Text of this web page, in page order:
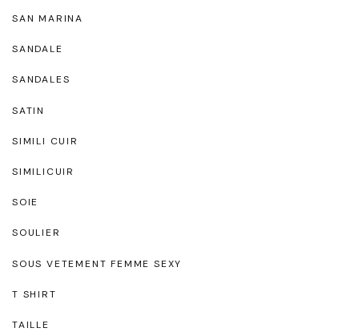
SAN MARINA
SANDALE
SANDALES
SATIN
SIMILI CUIR
SIMILICUIR
SOIE
SOULIER
SOUS VETEMENT FEMME SEXY
T SHIRT
TAILLE